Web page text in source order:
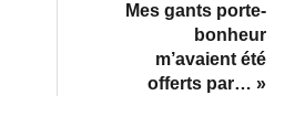
Mes gants porte-
bonheur
m’avaient été
offerts par… »